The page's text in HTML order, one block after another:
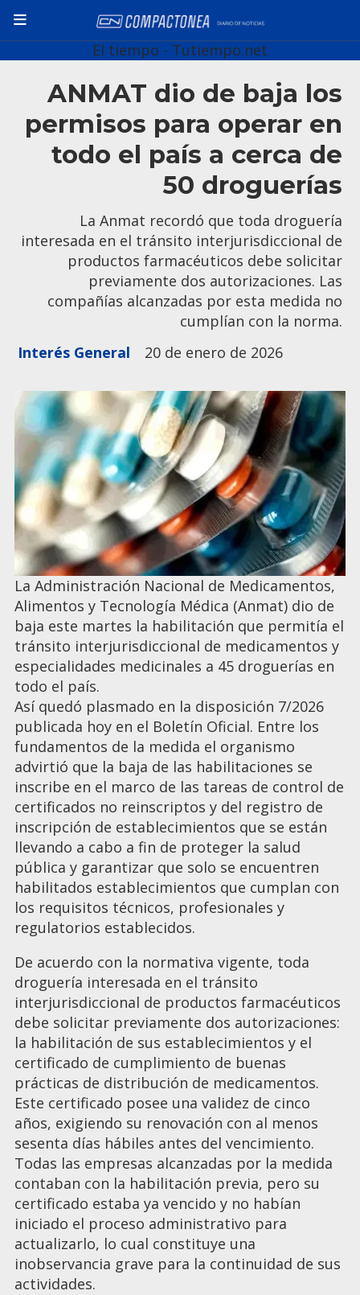
El tiempo - Tutiempo.net
ANMAT dio de baja los
permisos para operar en
todo el país a cerca de
50 droguerías
La Anmat recordó que toda droguería
interesada en el tránsito interjurisdiccional de
productos farmacéuticos debe solicitar
previamente dos autorizaciones. Las
compañías alcanzadas por esta medida no
cumplían con la norma.
Interés General
20 de enero de 2026
La Administración Nacional de Medicamentos,
Alimentos y Tecnología Médica (Anmat) dio de
baja este martes la habilitación que permitía el
tránsito interjurisdiccional de medicamentos y
especialidades medicinales a 45 droguerías en
todo el país.
Así quedó plasmado en la disposición 7/2026
publicada hoy en el Boletín Oficial. Entre los
fundamentos de la medida el organismo
advirtió que la baja de las habilitaciones se
inscribe en el marco de las tareas de control de
certificados no reinscriptos y del registro de
inscripción de establecimientos que se están
llevando a cabo a fin de proteger la salud
pública y garantizar que solo se encuentren
habilitados establecimientos que cumplan con
los requisitos técnicos, profesionales y
regulatorios establecidos.
De acuerdo con la normativa vigente, toda
droguería interesada en el tránsito
interjurisdiccional de productos farmacéuticos
debe solicitar previamente dos autorizaciones:
la habilitación de sus establecimientos y el
certificado de cumplimiento de buenas
prácticas de distribución de medicamentos.
Este certificado posee una validez de cinco
años, exigiendo su renovación con al menos
sesenta días hábiles antes del vencimiento.
Todas las empresas alcanzadas por la medida
contaban con la habilitación previa, pero su
certificado estaba ya vencido y no habían
iniciado el proceso administrativo para
actualizarlo, lo cual constituye una
inobservancia grave para la continuidad de sus
actividades.